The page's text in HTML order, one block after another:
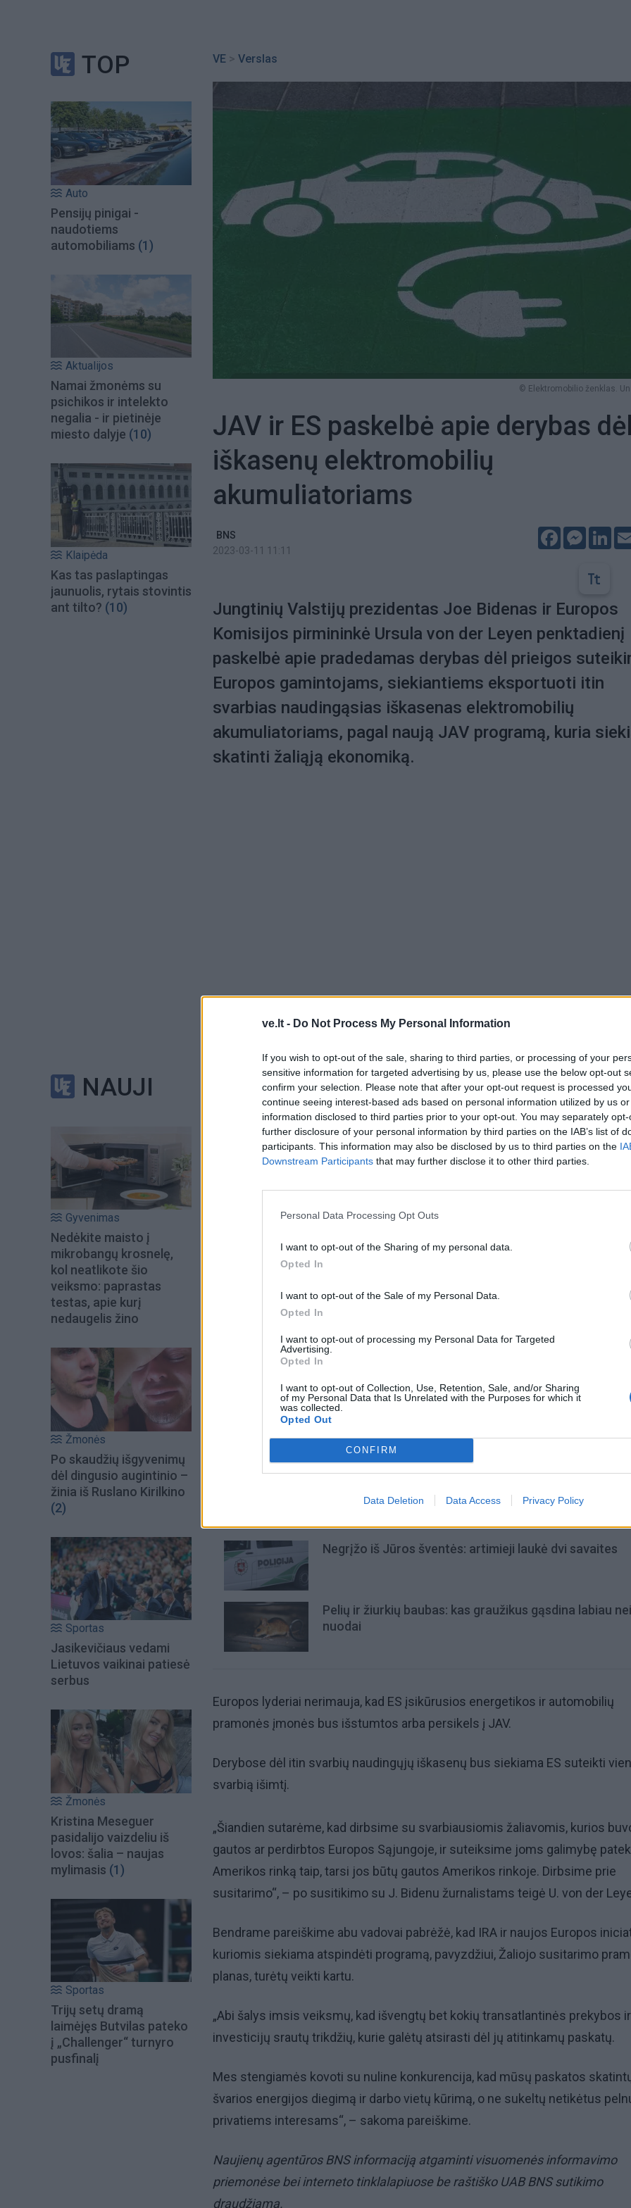
ve.lt - Do Not Process My Personal Information
If you wish to opt-out of the sale, sharing to third parties, or processing of your
sensitive information for targeted advertising by us, please use the below opt-out
confirm your selection. Please note that after your opt-out request is processed
continue seeing interest-based ads based on personal information utilized by us
information disclosed to third parties prior to your opt-out. You may separately
further disclosure of your personal information by third parties on the IAB’s list of
participants. This information may also be disclosed by us to third parties on the
Downstream Participants that may further disclose it to other third parties.
Personal Data Processing Opt Outs
I want to opt-out of the Sharing of my personal data.
Opted In
I want to opt-out of the Sale of my Personal Data.
Opted In
I want to opt-out of processing my Personal Data for Targeted
Advertising.
Opted In
I want to opt-out of Collection, Use, Retention, Sale, and/or Sharing
of my Personal Data that Is Unrelated with the Purposes for which it
was collected.
Opted Out
CONFIRM
Data Deletion Data Access Privacy Policy
TOP
Auto
Pensijų pinigai -
naudotiems
automobiliams (1)
Aktualijos
Namai žmonėms su
psichikos ir intelekto
negalia - ir pietinėje
miesto dalyje (10)
Klaipėda
Kas tas paslaptingas
jaunuolis, rytais stovintis
ant tilto? (10)
NAUJI
Gyvenimas
Nedėkite maisto į
mikrobangų krosnelę,
kol neatlikote šio
veiksmo: paprastas
testas, apie kurį
nedaugelis žino
Žmonės
Po skaudžių išgyvenimų
dėl dingusio augintinio –
žinia iš Ruslano Kirilkino
(2)
Sportas
Jasikevičiaus vedami
Lietuvos vaikinai patiesė
serbus
Žmonės
Kristina Meseguer
pasidalijo vaizdeliu iš
lovos: šalia – naujas
mylimasis (1)
Sportas
Trijų setų dramą
laimėjęs Butvilas pateko
į „Challenger“ turnyro
pusfinalį
VE > Verslas
© Elektromobilio ženklas.
JAV ir ES paskelbė apie derybas dėl
iškasenų elektromobilių
akumuliatoriams
BNS
2023-03-11 11:11
Facebook
Jungtinių Valstijų prezidentas Joe Bidenas ir Europos
Komisijos pirmininkė Ursula von der Leyen penktadienį
paskelbė apie pradedamas derybas dėl prieigos
Europos gamintojams, siekiantiems eksportuoti itin
svarbias naudingąsias iškasenas elektromobilių
akumuliatoriams, pagal naują JAV programą, kuria
skatinti žaliąją ekonomiką.
„Ketiname nedelsdami pradėti derybas dėl tikslinio susitarimo dėl
svarbos iškasenų, kad Europos Sąjungoje išgaunamos ar perdirbamos
atitinkamos ypatingos svarbos iškasenos“ galėtų pretenduoti į JAV
subsidijas pagal J. Bideno pasirašytą Infliacijos mažinimo įstatymą (IRA),
sakoma bendrame pareiškime.
gamybą dalis. Pagal IRA mokesčių lengvatoms ir švarios energijos
skirta apie 370 mlrd. dolerių (347 mlrd. eurų), tačiau yra reikalavimas, kad
akumuliatoriai būtų pagaminti JAV.
Negrįžo iš Jūros šventės: artimieji laukė dvi savaites
Pelių ir žiurkių baubas: kas graužikus gąsdina labiau nei
nuodai
Europos lyderiai nerimauja, kad ES įsikūrusios energetikos ir automobilių
pramonės įmonės bus išstumtos arba persikels į JAV.
Derybose dėl itin svarbių naudingųjų iškasenų bus siekiama ES suteikti
svarbią išimtį.
„Šiandien sutarėme, kad dirbsime su svarbiausiomis žaliavomis, kurios
gautos ar perdirbtos Europos Sąjungoje, ir suteiksime joms galimybę
Amerikos rinką taip, tarsi jos būtų gautos Amerikos rinkoje. Dirbsime prie
susitarimo“, – po susitikimo su J. Bidenu žurnalistams teigė U. von der
Bendrame pareiškime abu vadovai pabrėžė, kad IRA ir naujos Europos
kuriomis siekiama atspindėti programą, pavyzdžiui, Žaliojo susitarimo
planas, turėtų veikti kartu.
„Abi šalys imsis veiksmų, kad išvengtų bet kokių transatlantinės prekybos ir
investicijų srautų trikdžių, kurie galėtų atsirasti dėl jų atitinkamų paskatų.
Mes stengiamės kovoti su nuline konkurencija, kad mūsų paskatos
švarios energijos diegimą ir darbo vietų kūrimą, o ne sukeltų netikėtus
privatiems interesams“, – sakoma pareiškime.
Naujienų agentūros BNS informaciją atgaminti visuomenės informavimo
priemonėse bei interneto tinklalapiuose be raštiško UAB BNS sutikimo
draudžiama.